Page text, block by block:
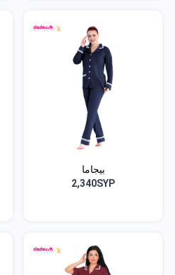
بيجاما
2,340SYP